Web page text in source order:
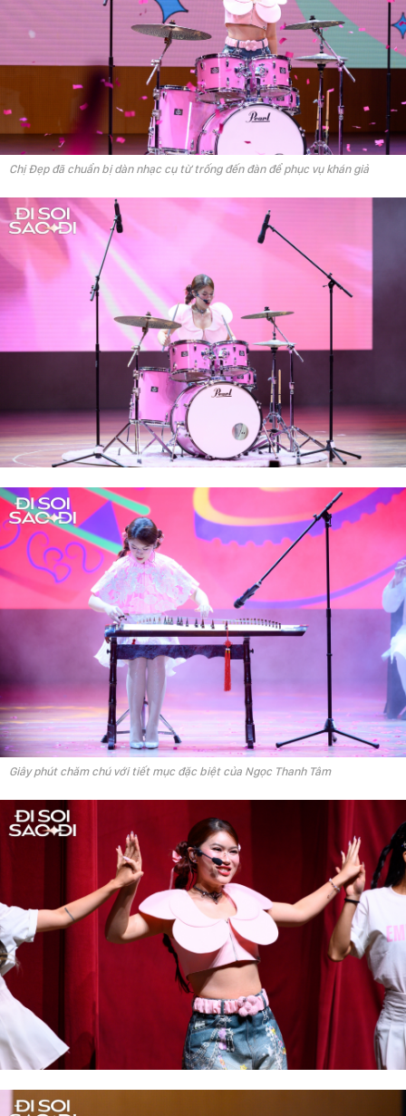
Chị Đẹp đã chuẩn bị dàn nhạc cụ từ trống đến đàn để phục vụ khán giả
Giây phút chăm chú với tiết mục đặc biệt của Ngọc Thanh Tâm